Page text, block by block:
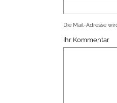
Die Mail-Adresse
Ihr Kommentar